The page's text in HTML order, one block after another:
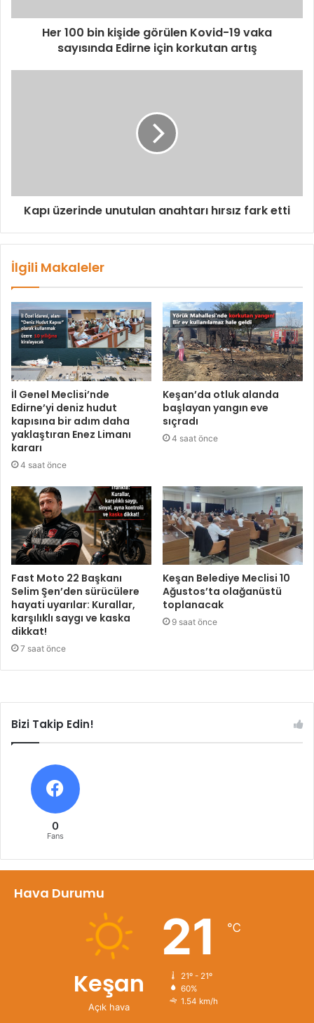
Her 100 bin kişide görülen Kovid-19 vaka
sayısında Edirne için korkutan artış
Kapı üzerinde unutulan anahtarı hırsız fark etti
İlgili Makaleler
İl Genel Meclisi’nde
Edirne’yi deniz hudut
kapısına bir adım daha
yaklaştıran Enez Limanı
kararı
4 saat önce
Keşan’da otluk alanda
başlayan yangın eve
sıçradı
4 saat önce
Fast Moto 22 Başkanı
Selim Şen’den sürücülere
hayati uyarılar: Kurallar,
karşılıklı saygı ve kaska
dikkat!
7 saat önce
Keşan Belediye Meclisi 10
Ağustos’ta olağanüstü
toplanacak
9 saat önce
Bizi Takip Edin!
0
Fans
Hava Durumu
Keşan
Açık hava
21 ℃
21º - 21º
60%
1.54 km/h